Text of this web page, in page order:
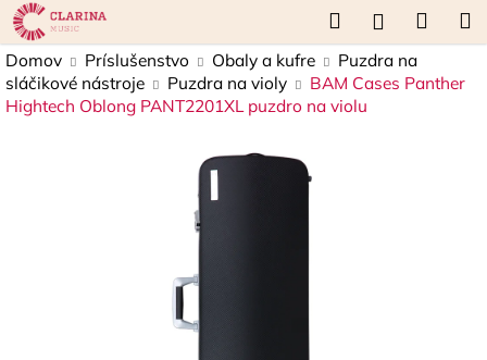
Prejsť
na
obsah
Hľadať
Domov Príslušenstvo Obaly a kufre
Puzdra na
sláčikové nástroje
Puzdra na violy
BAM Cases Panther
Hightech Oblong PANT2201XL puzdro na violu
K
o
š
Späť
Späť
Č